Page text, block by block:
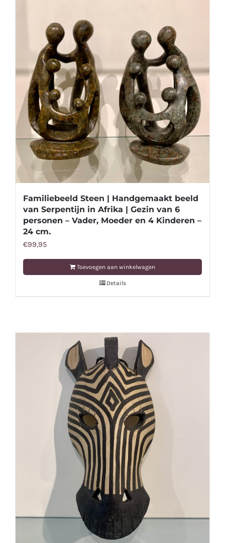
Familiebeeld Steen | Handgemaakt beeld
van Serpentijn in Afrika | Gezin van 6
personen – Vader, Moeder en 4 Kinderen –
24 cm.
€99,95
Toevoegen aan winkelwagen
Details